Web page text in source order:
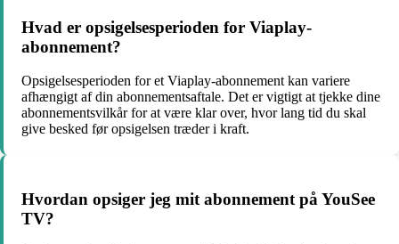
Hvad er opsigelsesperioden for Viaplay-
abonnement?
Opsigelsesperioden for et Viaplay-abonnement kan variere
afhængigt af din abonnementsaftale. Det er vigtigt at tjekke dine
abonnementsvilkår for at være klar over, hvor lang tid du skal
give besked før opsigelsen træder i kraft.
Hvordan opsiger jeg mit abonnement på YouSee
TV?